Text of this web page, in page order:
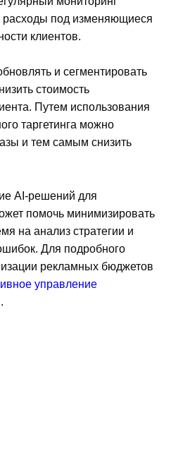
расходы под изменяющиеся
клиентов.
и сегментировать
стоимость
Путем использования
таргетинга можно
и тем самым снизить
AI-решений для
помочь минимизировать
на анализ стратегии и
Для подробного
рекламных бюджетов
управление
.